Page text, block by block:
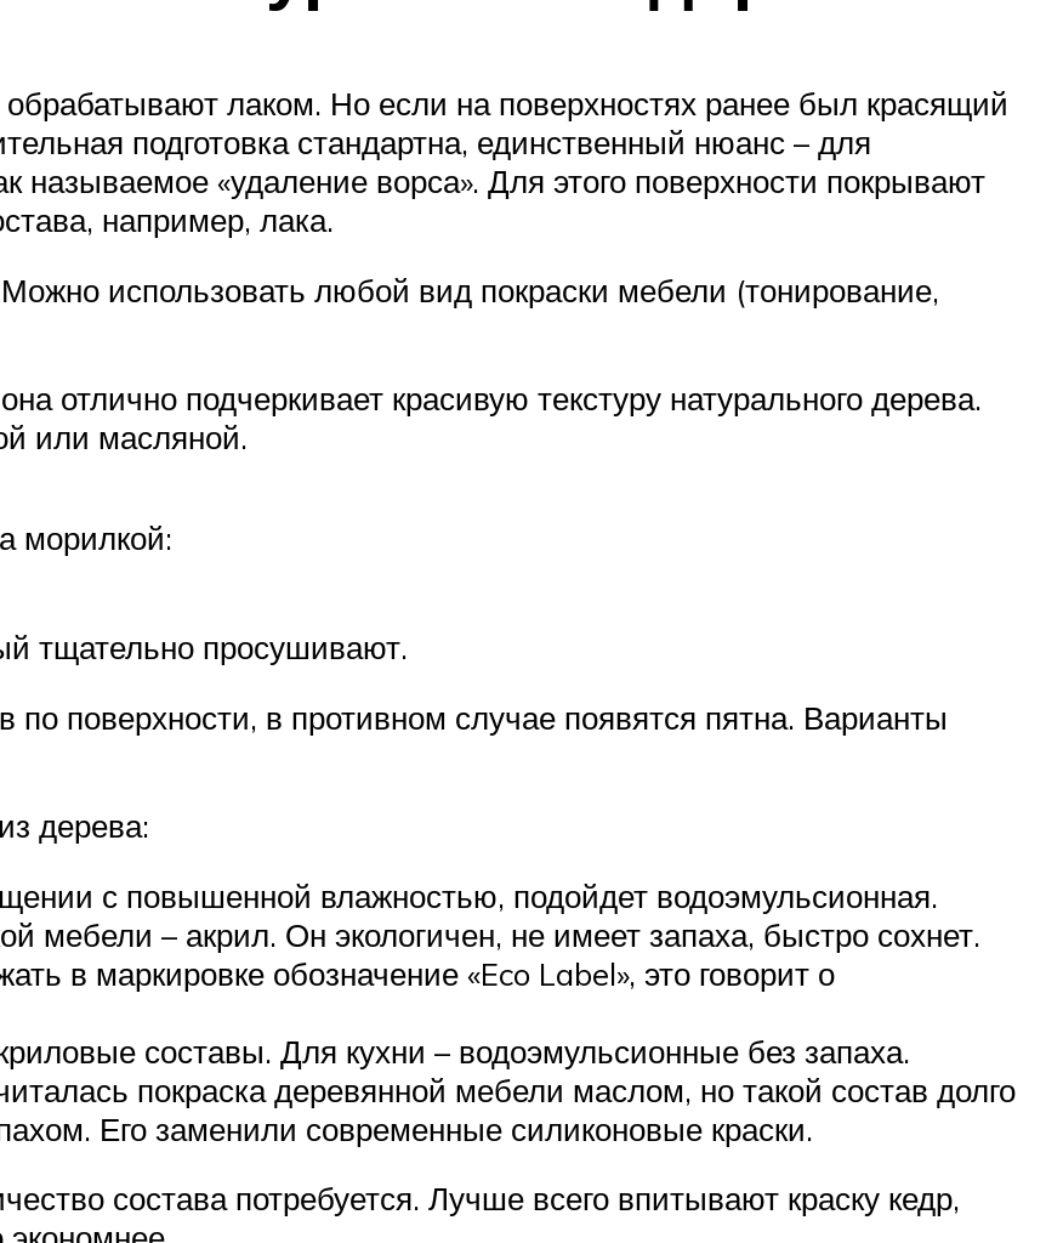
лаком. Но если на поверхностях ранее был красящий
подготовка стандартна, единственный нюанс – для
называемое «удаление ворса». Для этого поверхности покрывают
например, лака.
использовать любой вид покраски мебели (тонирование,
отлично подчеркивает красивую текстуру натурального дерева.
или масляной.
морилкой:
тщательно просушивают.
поверхности, в противном случае появятся пятна. Варианты
дерева:
с повышенной влажностью, подойдет водоэмульсионная.
мебели – акрил. Он экологичен, не имеет запаха, быстро сохнет.
в маркировке обозначение «Eco Label», это говорит о
составы. Для кухни – водоэмульсионные без запаха.
покраска деревянной мебели маслом, но такой состав долго
Его заменили современные силиконовые краски.
состава потребуется. Лучше всего впитывают краску кедр,